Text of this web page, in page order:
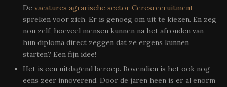
De vacatures agrarische sector Ceresrecruitment
spreken voor zich. Er is genoeg om uit te kiezen. En zeg
nou zelf, hoeveel mensen kunnen na het afronden van
hun diploma direct zeggen dat ze ergens kunnen
starten? Een fijn idee!
Het is een uitdagend beroep. Bovendien is het ook nog
eens zeer innoverend. Door de jaren heen is er al enorm